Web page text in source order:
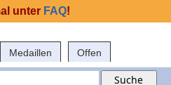
Medaillen Offen
unter FAQ!